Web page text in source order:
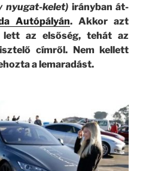
nyugat-kelet)irányban át-
Autópályán. Akkor azt
lett az elsőség, tehát az
címről. Nem kellett
a lemaradást.